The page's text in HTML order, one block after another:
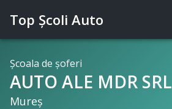
Top Şcoli Auto
Şcoala de şoferi
AUTO ALE MDR SRL
Mureş